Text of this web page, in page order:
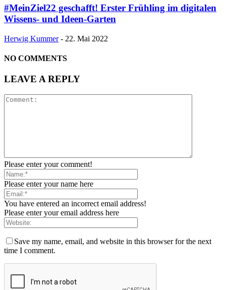
#MeinZiel22 geschafft! Erster Frühling im digitalen
Wissens- und Ideen-Garten
Herwig Kummer - 22. Mai 2022
NO COMMENTS
LEAVE A REPLY
Please enter your comment!
Please enter your name here
You have entered an incorrect email address!
Please enter your email address here
Save my name, email, and website in this browser for the next
time I comment.